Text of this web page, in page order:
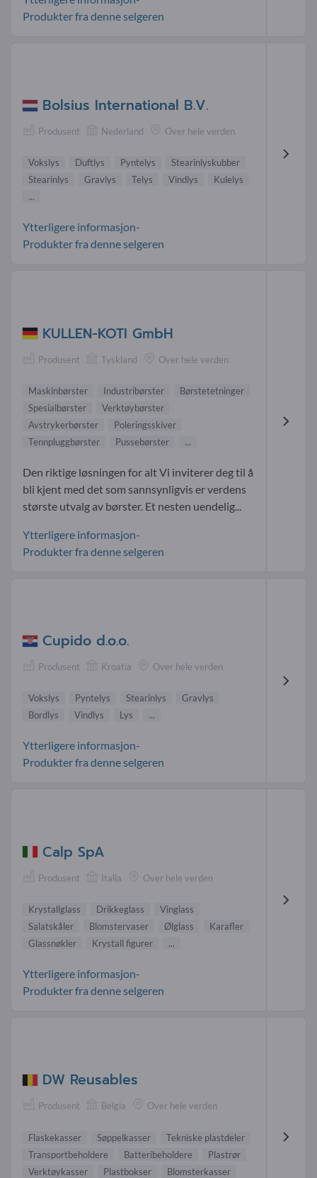
Produkter fra denne selgeren
Bolsius International B.V.
Produsent Nederland Over hele verden
Vokslys Duftlys Pyntelys
Stearinlyskubber
Stearinlys
Gravlys Telys Vindlys
Kulelys
...
Ytterligere informasjon-
Produkter fra denne selgeren
KULLEN-KOTI GmbH
Produsent Tyskland Over hele verden
Maskinbørster Industribørster
Børstetetninger
Spesialbørster
Verktøybørster
Avstrykerbørster
Poleringsskiver
Tennpluggbørster
Pussebørster ...
Den riktige løsningen for alt Vi inviterer deg til å
bli kjent med det som sannsynligvis er verdens
største utvalg av børster. Et nesten uendelig...
Ytterligere informasjon-
Produkter fra denne selgeren
Cupido d.o.o.
Produsent Kroatia Over hele verden
Vokslys Pyntelys Stearinlys
Gravlys
Bordlys
Vindlys Lys ...
Ytterligere informasjon-
Produkter fra denne selgeren
Calp SpA
Produsent Italia Over hele verden
Krystallglass Drikkeglass
Vinglass
Salatskåler
Blomstervaser Ølglass
Karafler
Glassnøkler
Krystall figurer ...
Ytterligere informasjon-
Produkter fra denne selgeren
DW Reusables
Produsent Belgia Over hele verden
Flaskekasser Søppelkasser
Tekniske plastdeler
Transportbeholdere
Batteribeholdere
Plastrør
Verktøykasser
Plastbokser
Blomsterkasser